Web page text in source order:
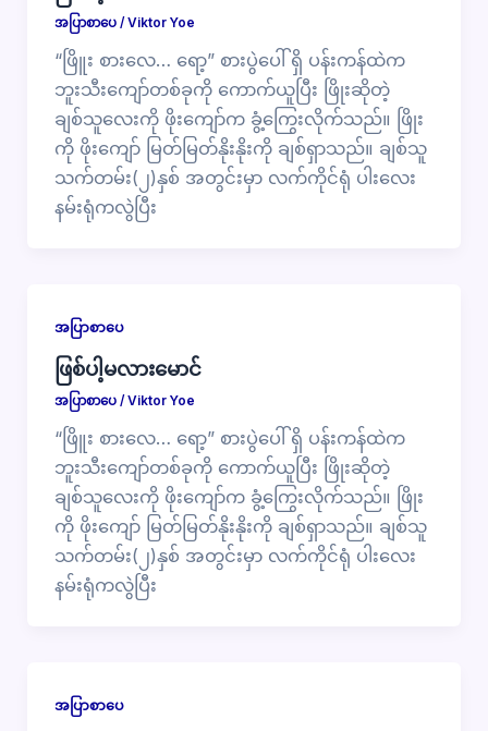
အပြာစာပေ/Viktor Yoe
“ဖြိူး စားလေ… ရော့” စားပွဲပေါ် ရှိ ပန်းကန်ထဲက
ဘူးသီးကျော်တစ်ခုကို ကောက်ယူပြီး ဖြိုးဆိုတဲ့
ချစ်သူလေးကို ဖိုးကျော်က ခွံ့ကြွေးလိုက်သည်။ ဖြိုး
ကို ဖိုးကျော် မြတ်မြတ်နိုးနိုးကို ချစ်ရှာသည်။ ချစ်သူ
သက်တမ်း(၂)နှစ် အတွင်းမှာ လက်ကိုင်ရုံ ပါးလေး
နမ်းရုံကလွဲပြီး
အပြာစာပေ
ဖြစ်ပါ့မလားမောင်
အပြာစာပေ/Viktor Yoe
“ဖြိူး စားလေ… ရော့” စားပွဲပေါ် ရှိ ပန်းကန်ထဲက
ဘူးသီးကျော်တစ်ခုကို ကောက်ယူပြီး ဖြိုးဆိုတဲ့
ချစ်သူလေးကို ဖိုးကျော်က ခွံ့ကြွေးလိုက်သည်။ ဖြိုး
ကို ဖိုးကျော် မြတ်မြတ်နိုးနိုးကို ချစ်ရှာသည်။ ချစ်သူ
သက်တမ်း(၂)နှစ် အတွင်းမှာ လက်ကိုင်ရုံ ပါးလေး
နမ်းရုံကလွဲပြီး
အပြာစာပေ